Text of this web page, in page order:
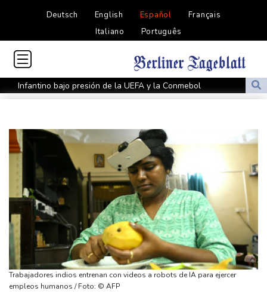
Deutsch English Español
Français
Italiano
Português
Infantino bajo presión de la UEFA y la Conmebol
Yan Diomandé, la nueva joya del Real Madrid vale 160 millones
Muere bajo arresto domiciliario en Venezuela un preso político de
origen uruguayo
El Real Madrid anuncia el fichaje del extremo marfileño Yan
Diomandé
El mexicano Del Toro renueva con el UAE hasta 2031
El doloroso baile de cifras de desaparecidos en los sismos en
Venezuela
Un comité del Senado de EEUU declara en desacato al ex
responsable de la lucha anticovid Anthony Fauci
Irán amenazó con "dejar a oscuras" el Golfo en caso de ataques
Trabajadores indios entrenan con videos a robots de IA para ejercer
empleos humanos / Foto: © AFP